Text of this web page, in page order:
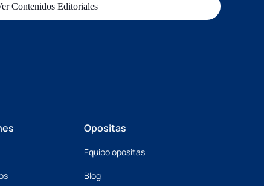
Contenidos Editoriales
Opositas
Equipo opositas
Blog